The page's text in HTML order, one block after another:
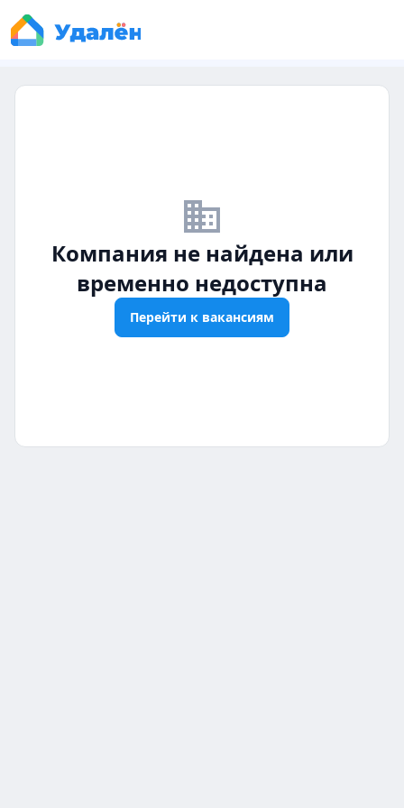
business_off
Компания не найдена или
временно недоступна
Перейти к вакансиям